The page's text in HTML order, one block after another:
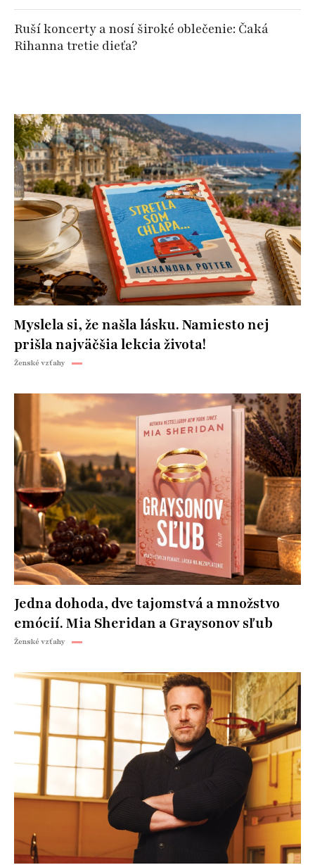
Ruší koncerty a nosí široké oblečenie: Čaká
Rihanna tretie dieťa?
Myslela si, že našla lásku. Namiesto nej
prišla najväčšia lekcia života!
Ženské vzťahy
Jedna dohoda, dve tajomstvá a množstvo
emócií. Mia Sheridan a Graysonov sľub
Ženské vzťahy